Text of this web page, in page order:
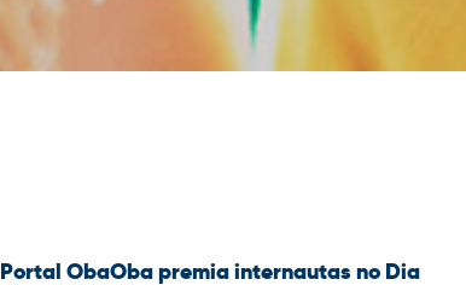
Portal ObaOba premia internautas no Dia